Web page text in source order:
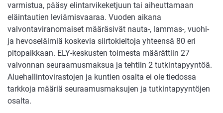
varmistua, pääsy elintarvikeketjuun tai aiheuttamaan
eläintautien leviämisvaaraa. Vuoden aikana
valvontaviranomaiset määräsivät nauta-, lammas-, vuohi-
ja hevoseläimiä koskevia siirtokieltoja yhteensä 80 eri
pitopaikkaan. ELY-keskusten toimesta määrättiin 27
valvonnan seuraamusmaksua ja tehtiin 2 tutkintapyyntöä.
Aluehallintovirastojen ja kuntien osalta ei ole tiedossa
tarkkoja määriä seuraamusmaksujen ja tutkintapyyntöjen
osalta.